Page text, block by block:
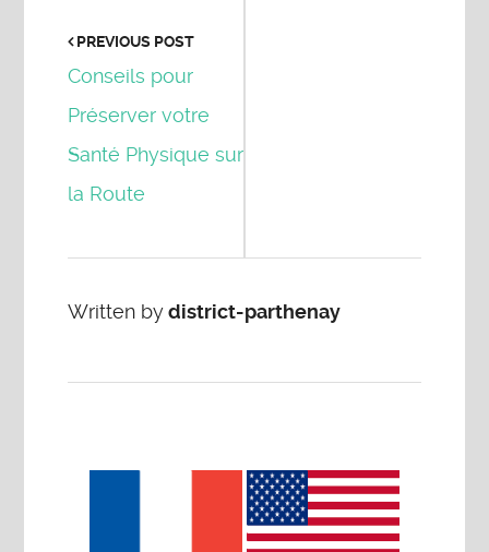
PREVIOUS POST
Conseils pour
Préserver votre
Santé Physique sur
la Route
Written bydistrict-parthenay